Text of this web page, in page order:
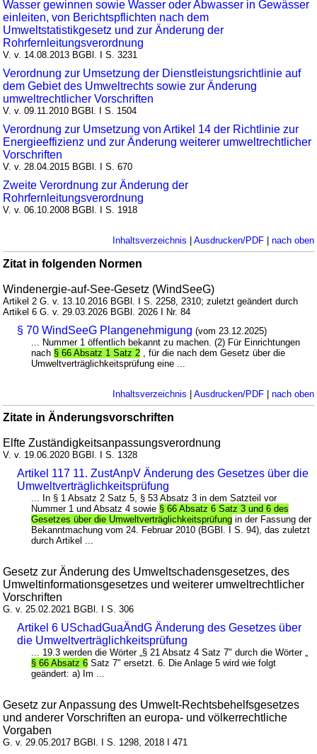
Wasser gewinnen sowie Wasser oder Abwasser in Gewässer
einleiten, von Berichtspflichten nach dem
Umweltstatistikgesetz und zur Änderung der
Rohrfernleitungsverordnung
V. v. 14.08.2013 BGBl. I S. 3231
Verordnung zur Umsetzung der Dienstleistungsrichtlinie auf
dem Gebiet des Umweltrechts sowie zur Änderung
umweltrechtlicher Vorschriften
V. v. 09.11.2010 BGBl. I S. 1504
Verordnung zur Umsetzung von Artikel 14 der Richtlinie zur
Energieeffizienz und zur Änderung weiterer umweltrechtlicher
Vorschriften
V. v. 28.04.2015 BGBl. I S. 670
Zweite Verordnung zur Änderung der
Rohrfernleitungsverordnung
V. v. 06.10.2008 BGBl. I S. 1918
Inhaltsverzeichnis Ausdrucken/PDF| nach oben
Zitat in folgenden Normen
Windenergie-auf-See-Gesetz (WindSeeG)
Artikel 2 G. v. 13.10.2016 BGBl. I S. 2258, 2310; zuletzt geändert durch
Artikel 6 G. v. 29.03.2026 BGBl. 2026 I Nr. 84
§ 70 WindSeeG Plangenehmigung (vom 23.12.2025)
... Nummer 1 öffentlich bekannt zu machen. (2) Für Einrichtungen
nach § 66 Absatz 1 Satz 2 , für die nach dem Gesetz über die
Umweltverträglichkeitsprüfung eine ...
Inhaltsverzeichnis Ausdrucken/PDF| nach oben
Zitate in Änderungsvorschriften
Elfte Zuständigkeitsanpassungsverordnung
V. v. 19.06.2020 BGBl. I S. 1328
Artikel 117 11. ZustAnpV Änderung des Gesetzes über die
Umweltverträglichkeitsprüfung
... In § 1 Absatz 2 Satz 5, § 53 Absatz 3 in dem Satzteil vor
Nummer 1 und Absatz 4 sowie § 66 Absatz 6 Satz 3 und 6 des
Gesetzes über die Umweltverträglichkeitsprüfung in der Fassung der
Bekanntmachung vom 24. Februar 2010 (BGBl. I S. 94), das zuletzt
durch Artikel ...
Gesetz zur Änderung des Umweltschadensgesetzes, des
Umweltinformationsgesetzes und weiterer umweltrechtlicher
Vorschriften
G. v. 25.02.2021 BGBl. I S. 306
Artikel 6 USchadGuaÄndG Änderung des Gesetzes über
die Umweltverträglichkeitsprüfung
... 19.3 werden die Wörter „§ 21 Absatz 4 Satz 7" durch die Wörter „
§ 66 Absatz 6 Satz 7" ersetzt. 6. Die Anlage 5 wird wie folgt
geändert: a) Im ...
Gesetz zur Anpassung des Umwelt-Rechtsbehelfsgesetzes
und anderer Vorschriften an europa- und völkerrechtliche
Vorgaben
G. v. 29.05.2017 BGBl. I S. 1298, 2018 I 471